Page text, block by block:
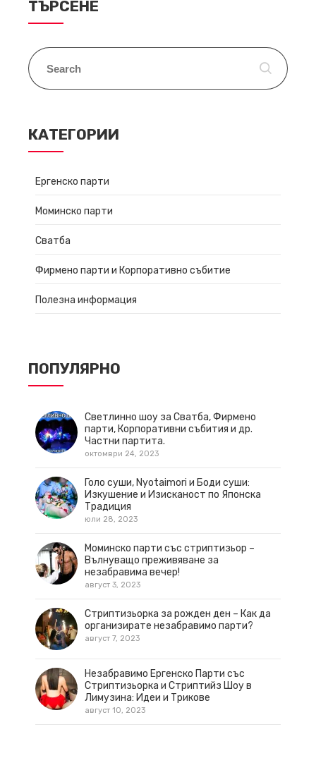
ТЪРСЕНЕ
КАТЕГОРИИ
Ергенско парти
Моминско парти
Сватба
Фирмено парти и Корпоративно събитие
Полезна информация
ПОПУЛЯРНО
Светлинно шоу за Сватба, Фирмено
парти, Корпоративни събития и др.
Частни партита.
октомври 24, 2023
Голо суши, Nyotaimori и Боди суши:
Изкушение и Изисканост по Японска
Традиция
юли 28, 2023
Моминско парти със стриптизьор –
Вълнуващо преживяване за
незабравима вечер!
август 3, 2023
Стриптизьорка за рожден ден – Как да
организирате незабравимо парти?
август 7, 2023
Незабравимо Ергенско Парти със
Стриптизьорка и Стриптийз Шоу в
Лимузина: Идеи и Трикове
август 10, 2023